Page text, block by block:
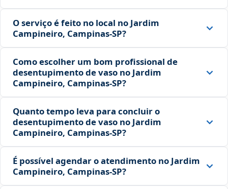
O serviço é feito no local no Jardim
Campineiro, Campinas‑SP?
Como escolher um bom profissional de
desentupimento de vaso no Jardim
Campineiro, Campinas‑SP?
Quanto tempo leva para concluir o
desentupimento de vaso no Jardim
Campineiro, Campinas‑SP?
É possível agendar o atendimento no Jardim
Campineiro, Campinas‑SP?